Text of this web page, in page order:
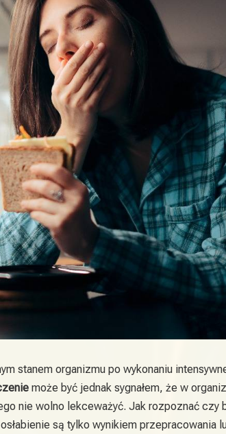
stanem organizmu po wykonaniu
może być jednak sygnałem, że w
nie wolno lekceważyć. Jak rozpoznać czy
są tylko wynikiem przepracowania